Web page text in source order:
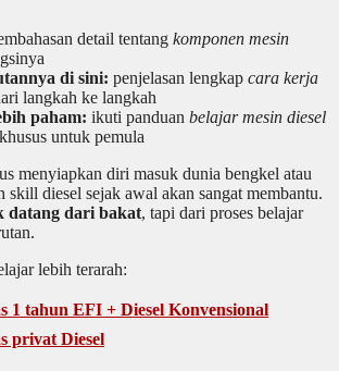
detail tentang komponen mesin
di sini: penjelasan lengkap cara kerja
langkah ke langkah
paham: ikuti panduan belajar mesin diesel
untuk pemula
menyiapkan diri masuk dunia bengkel atau
skill diesel sejak awal akan sangat membantu.
datang dari bakat, tapi dari proses belajar
lebih terarah:
1 tahun EFI + Diesel Konvensional
privat Diesel